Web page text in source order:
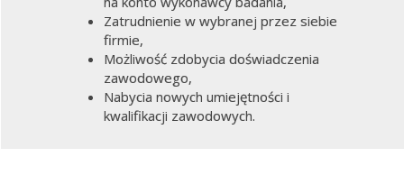
Zatrudnienie w wybranej przez siebie
firmie,
Możliwość zdobycia doświadczenia
zawodowego,
Nabycia nowych umiejętności i
kwalifikacji zawodowych.